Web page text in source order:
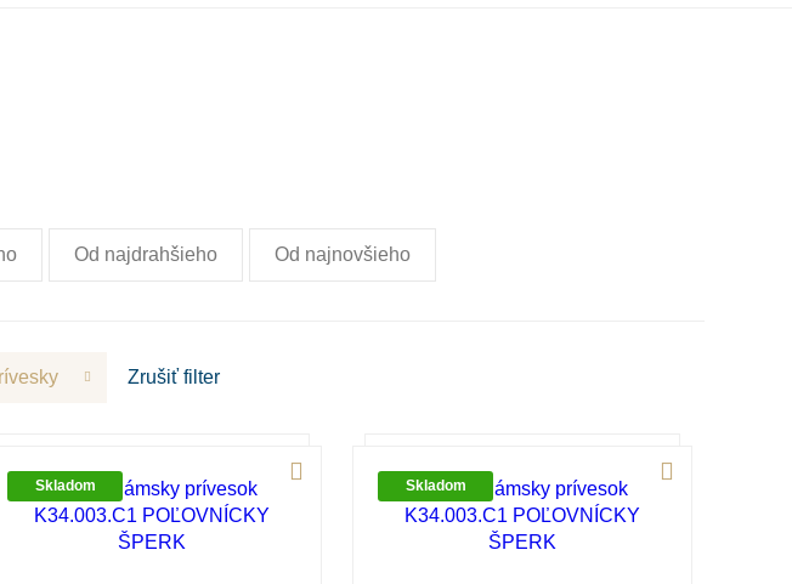
Od najdrahšieho Od najnovšieho
Zrušiť filter
Skladom Skladom